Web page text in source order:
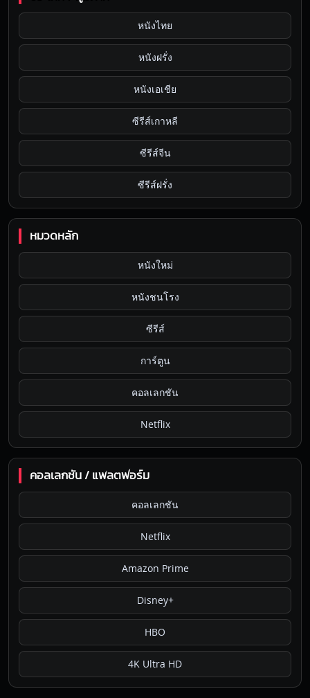
หนังไทย
หนังฝรั่ง
หนังเอเชีย
ซีรีส์เกาหลี
ซีรีส์จีน
ซีรีส์ฝรั่ง
หมวดหลัก
หนังใหม่
หนังชนโรง
ซีรีส์
การ์ตูน
คอลเลกชัน
Netflix
คอลเลกชัน / แพลตฟอร์ม
คอลเลกชัน
Netflix
Amazon Prime
Disney+
HBO
4K Ultra HD